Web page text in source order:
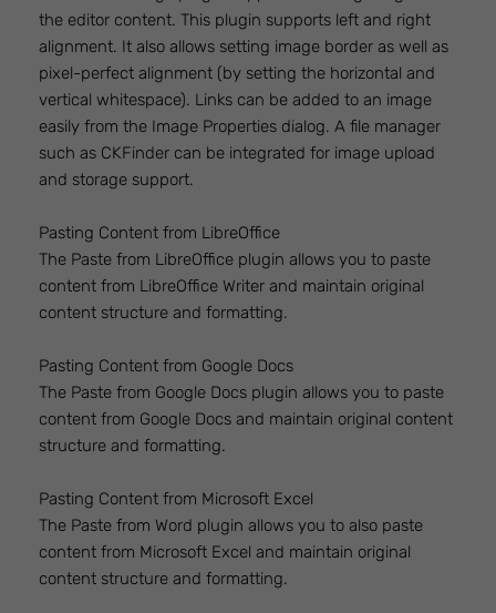
the editor content. This plugin supports left and right
alignment. It also allows setting image border as well as
pixel-perfect alignment (by setting the horizontal and
vertical whitespace). Links can be added to an image
easily from the Image Properties dialog. A file manager
such as CKFinder can be integrated for image upload
and storage support.
Pasting Content from LibreOffice
The Paste from LibreOffice plugin allows you to paste
content from LibreOffice Writer and maintain original
content structure and formatting.
Pasting Content from Google Docs
The Paste from Google Docs plugin allows you to paste
content from Google Docs and maintain original content
structure and formatting.
Pasting Content from Microsoft Excel
The Paste from Word plugin allows you to also paste
content from Microsoft Excel and maintain original
content structure and formatting.